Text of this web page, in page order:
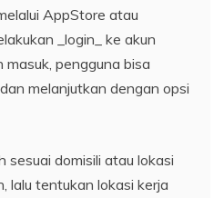
AppStore atau
_login_ ke akun
pengguna bisa
melanjutkan dengan opsi
sesuai domisili atau lokasi
lalu tentukan lokasi kerja